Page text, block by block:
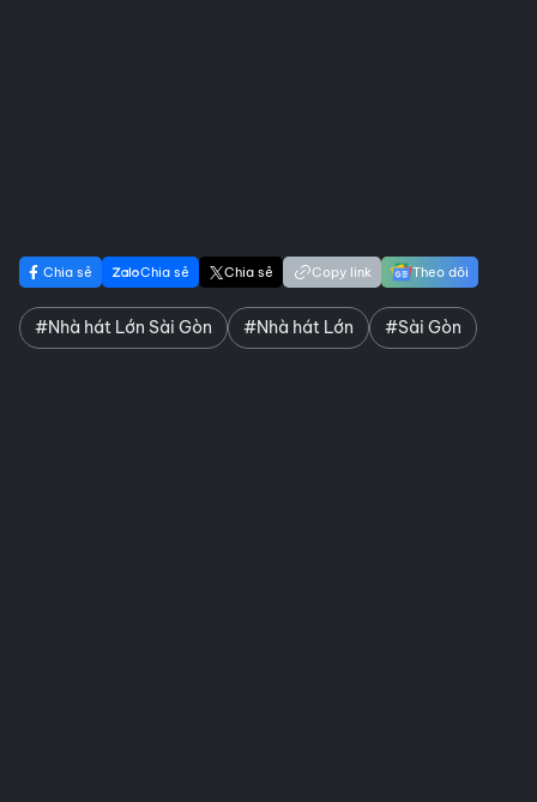
Chia sẻ Chia sẻ Chia sẻ Copy link Theo dõi
#Nhà hát Lớn Sài Gòn #Nhà hát Lớn #Sài Gòn